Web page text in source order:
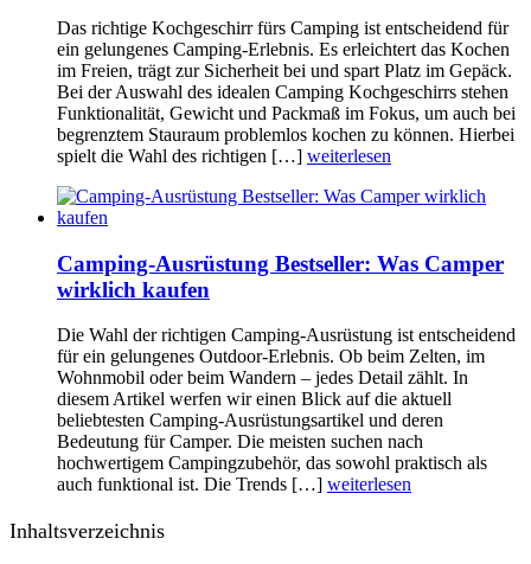
Das richtige Kochgeschirr fürs Camping ist entscheidend für
ein gelungenes Camping-Erlebnis. Es erleichtert das Kochen
im Freien, trägt zur Sicherheit bei und spart Platz im Gepäck.
Bei der Auswahl des idealen Camping Kochgeschirrs stehen
Funktionalität, Gewicht und Packmaß im Fokus, um auch bei
begrenztem Stauraum problemlos kochen zu können. Hierbei
spielt die Wahl des richtigen […] weiterlesen
Camping-Ausrüstung Bestseller: Was Camper
wirklich kaufen
Die Wahl der richtigen Camping-Ausrüstung ist entscheidend
für ein gelungenes Outdoor-Erlebnis. Ob beim Zelten, im
Wohnmobil oder beim Wandern – jedes Detail zählt. In
diesem Artikel werfen wir einen Blick auf die aktuell
beliebtesten Camping-Ausrüstungsartikel und deren
Bedeutung für Camper. Die meisten suchen nach
hochwertigem Campingzubehör, das sowohl praktisch als
auch funktional ist. Die Trends […] weiterlesen
Inhaltsverzeichnis